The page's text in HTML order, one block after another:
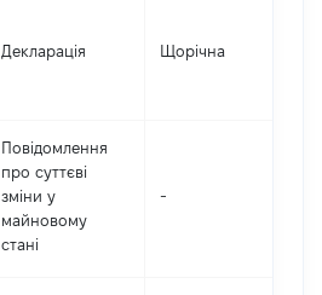
Декларація Щорічна
Повідомлення
про суттєві
зміни y
майновому
стані
-